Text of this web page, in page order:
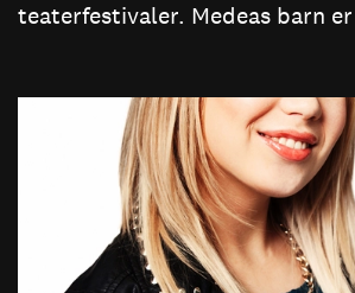
teaterfestivaler. Medeas barn